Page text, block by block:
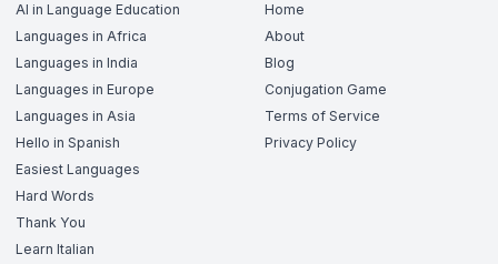
AI in Language Education
Languages in Africa
Languages in India
Languages in Europe
Languages in Asia
Hello in Spanish
Easiest Languages
Hard Words
Thank You
Learn Italian
Home
About
Blog
Conjugation Game
Terms of Service
Privacy Policy